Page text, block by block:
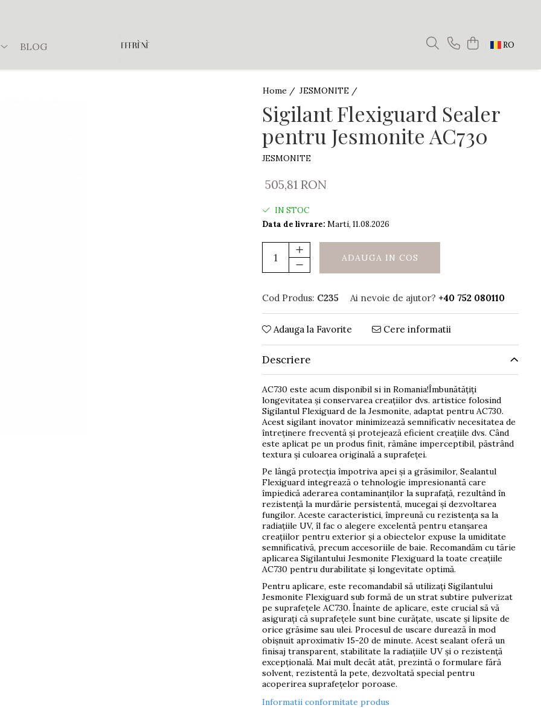
RO
BLOG
Home / JESMONITE /
Sigilant Flexiguard Sealer
pentru Jesmonite AC730
JESMONITE
505,81 RON
IN STOC
Data de livrare: Marti, 11.08.2026
ADAUGA IN COS
Cod Produs: C235 Ai nevoie de ajutor? +40 752 080110
Adauga la Favorite Cere informatii
Descriere
AC730 este acum disponibil si in Romania!Îmbunătățiți
longevitatea și conservarea creațiilor dvs. artistice folosind
Sigilantul Flexiguard de la Jesmonite, adaptat pentru AC730.
Acest sigilant inovator minimizează semnificativ necesitatea de
întreținere frecventă și protejează eficient creațiile dvs. Când
este aplicat pe un produs finit, rămâne imperceptibil, păstrând
textura și culoarea originală a suprafeței.
Pe lângă protecția împotriva apei și a grăsimilor, Sealantul
Flexiguard integrează o tehnologie impresionantă care
împiedică aderarea contaminanților la suprafață, rezultând în
rezistență la murdărie persistentă, mucegai și dezvoltarea
fungilor. Aceste caracteristici, împreună cu rezistența sa la
radiațiile UV, îl fac o alegere excelentă pentru etanșarea
creațiilor pentru exterior și a obiectelor expuse la umiditate
semnificativă, precum accesoriile de baie. Recomandăm cu tărie
aplicarea Sigilantului Jesmonite Flexiguard la toate creațiile
AC730 pentru durabilitate și longevitate optimă.
Pentru aplicare, este recomandabil să utilizați Sigilantului
Jesmonite Flexiguard sub formă de un strat subtire pulverizat
pe suprafețele AC730. Înainte de aplicare, este crucial să vă
asigurați că suprafețele sunt bine curățate, uscate și lipsite de
orice grăsime sau ulei. Procesul de uscare durează în mod
obișnuit aproximativ 15-20 de minute. Acest sealant oferă un
finisaj transparent, stabilitate la radiațiile UV și o rezistență
excepțională. Mai mult decât atât, prezintă o formulare fără
solvent, rezistentă la pete, dezvoltată special pentru
acoperirea suprafețelor poroase.
Informatii conformitate produs